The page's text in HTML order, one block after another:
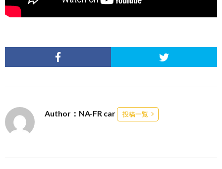
Author：NA-FR car 投稿一覧